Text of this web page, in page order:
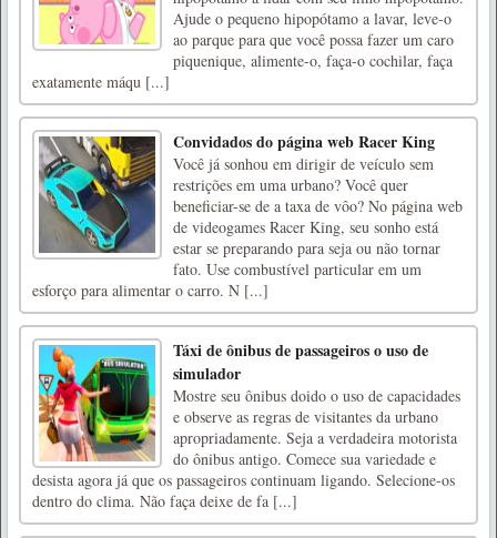
Ajude o pequeno hipopótamo a lavar, leve-o
ao parque para que você possa fazer um caro
piquenique, alimente-o, faça-o cochilar, faça
exatamente máqu [...]
Convidados do página web Racer King
Você já sonhou em dirigir de veículo sem
restrições em uma urbano? Você quer
beneficiar-se de a taxa de vôo? No página web
de videogames Racer King, seu sonho está
estar se preparando para seja ou não tornar
fato. Use combustível particular em um
esforço para alimentar o carro. N [...]
Táxi de ônibus de passageiros o uso de
simulador
Mostre seu ônibus doido o uso de capacidades
e observe as regras de visitantes da urbano
apropriadamente. Seja a verdadeira motorista
do ônibus antigo. Comece sua variedade e
desista agora já que os passageiros continuam ligando. Selecione-os
dentro do clima. Não faça deixe de fa [...]